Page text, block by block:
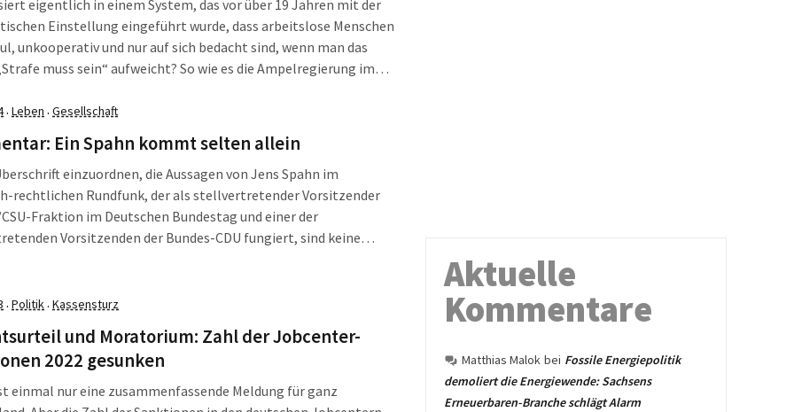
eigentlich in einem System, das vor über 19 Jahren mit der
Einstellung eingeführt wurde, dass arbeitslose Menschen
unkooperativ und nur auf sich bedacht sind, wenn man das
muss sein“ aufweicht? So wie es die Ampelregierung im
bringt […]
· Leben · Gesellschaft
Ein Spahn kommt selten allein
einzuordnen, die Aussagen von Jens Spahn im
rechtlichen Rundfunk, der als stellvertretender Vorsitzender
Fraktion im Deutschen Bundestag und einer der
Vorsitzenden der Bundes-CDU fungiert, sind keine
das […]
· Politik· Kassensturz
und Moratorium: Zahl der Jobcenter-
2022 gesunken
einmal nur eine zusammenfassende Meldung für ganz
Aktuelle
Kommentare
Matthias Malok bei Fossile Energiepolitik
demoliert die Energiewende: Sachsens
Erneuerbaren-Branche schlägt Alarm